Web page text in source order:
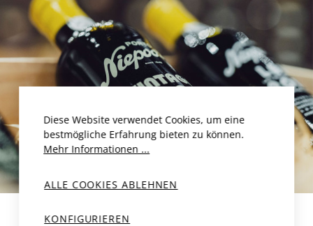
Diese Website verwendet Cookies, um eine
bestmögliche Erfahrung bieten zu können.
Mehr Informationen ...
ALLE COOKIES ABLEHNEN
KONFIGURIEREN